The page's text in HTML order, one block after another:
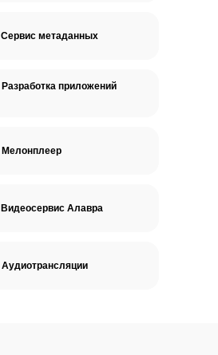
Аудиотрансляции
Мелонплеер
Сервис метаданных
Видеосервис Алавра
Разработка приложений